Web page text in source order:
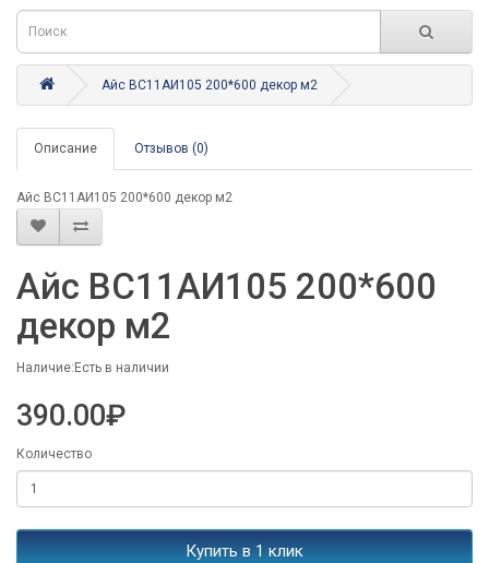
Айс ВС11АИ105 200*600 декор м2
Описание Отзывов (0)
Айс ВС11АИ105 200*600 декор м2
Айс ВС11АИ105 200*600
декор м2
Наличие:Есть в наличии
390.00₽
Количество
Купить в 1 клик